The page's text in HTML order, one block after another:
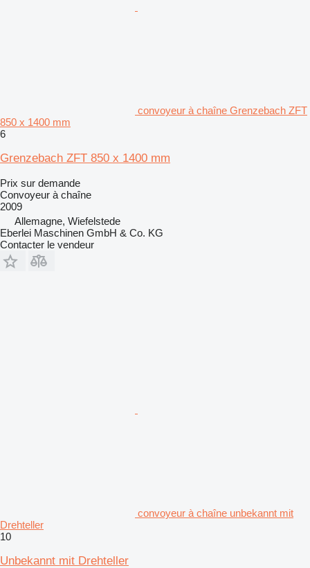
convoyeur à chaîne Grenzebach ZFT
850 x 1400 mm
6
Grenzebach ZFT 850 x 1400 mm
Prix sur demande
Convoyeur à chaîne
2009
Allemagne, Wiefelstede
Eberlei Maschinen GmbH & Co. KG
Contacter le vendeur
convoyeur à chaîne unbekannt mit
Drehteller
10
Unbekannt mit Drehteller